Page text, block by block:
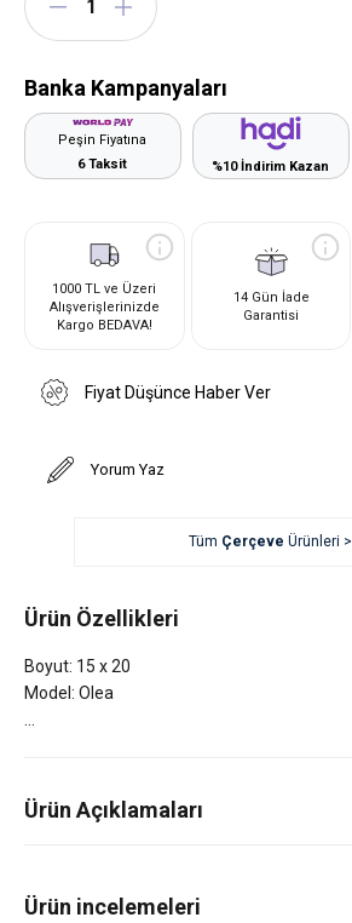
Banka Kampanyaları
Peşin Fiyatına
6 Taksit
%10 İndirim Kazan
1000 TL ve Üzeri
Alışverişlerinizde
Kargo BEDAVA!
14 Gün İade
Garantisi
Fiyat Düşünce Haber Ver
Yorum Yaz
Tüm Çerçeve Ürünleri >
Ürün Özellikleri
Boyut: 15 x 20
Model: Olea
Ürün Açıklamaları